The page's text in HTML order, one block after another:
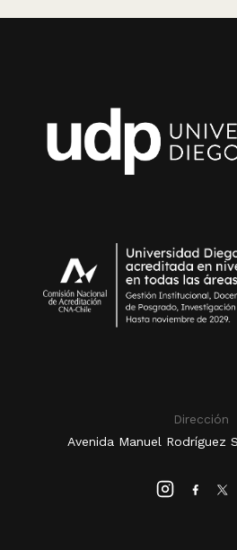
Dirección
Avenida Manuel Rodríguez